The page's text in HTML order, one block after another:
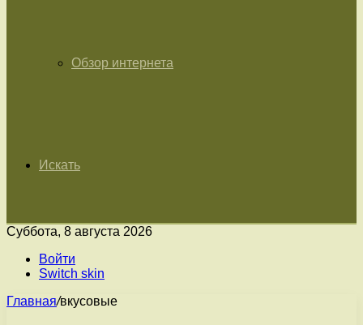
Обзор интернета
Искать
Суббота, 8 августа 2026
Войти
Switch skin
Главная/вкусовые